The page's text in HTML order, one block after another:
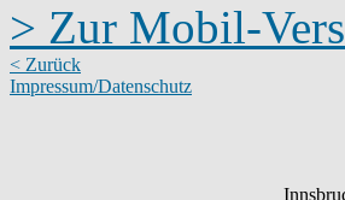
> Zur Mobil-
< Zurück
Impressum/Datenschutz